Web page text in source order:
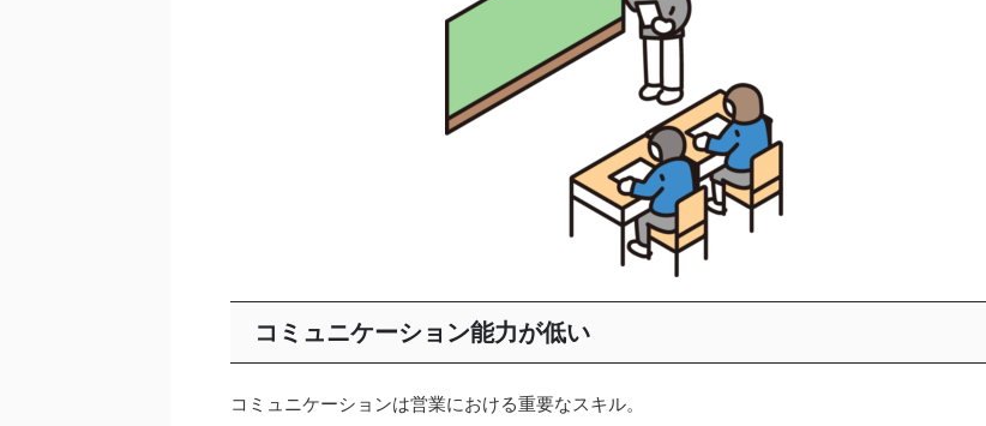
コミュニケーション能力が低い
コミュニケーションは営業における重要なスキル。